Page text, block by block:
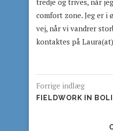
tredje og trives, når
comfort zone. Jeg er i
vej, når vi vandrer
kontaktes på
Forrige indlæg
FIELDWORK IN